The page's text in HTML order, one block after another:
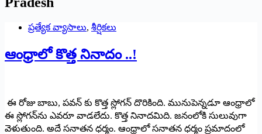
ప్రత్యేక వ్యాసాలు, శీర్షికలు
ఆంధ్రాలో కొత్త నినాదం ..!
ఈ రోజు బాబు, పవన్ కు కొత్త స్లోగన్‌ దొరికింది. మునుపెన్నడూ ఆంధ్రాలో
ఈ స్లోగన్‌ను ఎవరూ వాడలేదు. కొత్త నినాదమిది. జనంలోకి సులువుగా
వెళుతుంది. అదే సనాతన ధర్మం. ఆంధ్రాలో సనాతన ధర్మం ప్రమాదంలో